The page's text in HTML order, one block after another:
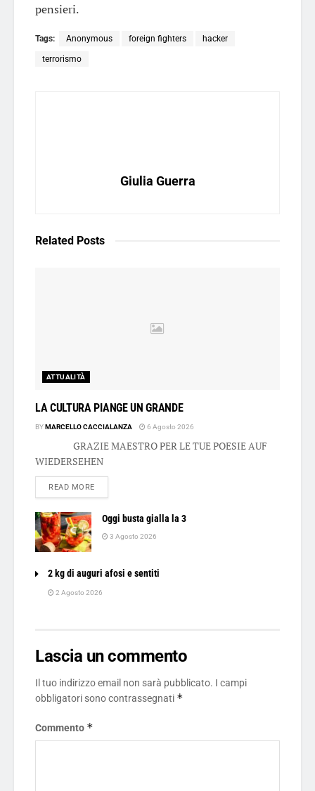
pensieri.
Tags: Anonymous foreign fighters hacker
terrorismo
Giulia Guerra
Related Posts
ATTUALITÀ
LA CULTURA PIANGE UN GRANDE
BYMARCELLO CACCIALANZA 6 Agosto 2026
GRAZIE MAESTRO PER LE TUE POESIE AUF
WIEDERSEHEN
READ MOREDETAILS
Oggi busta gialla la 3
3 Agosto 2026
2 kg di auguri afosi e sentiti
2 Agosto 2026
Lascia un commento
Il tuo indirizzo email non sarà pubblicato. I campi
obbligatori sono contrassegnati *
Commento *